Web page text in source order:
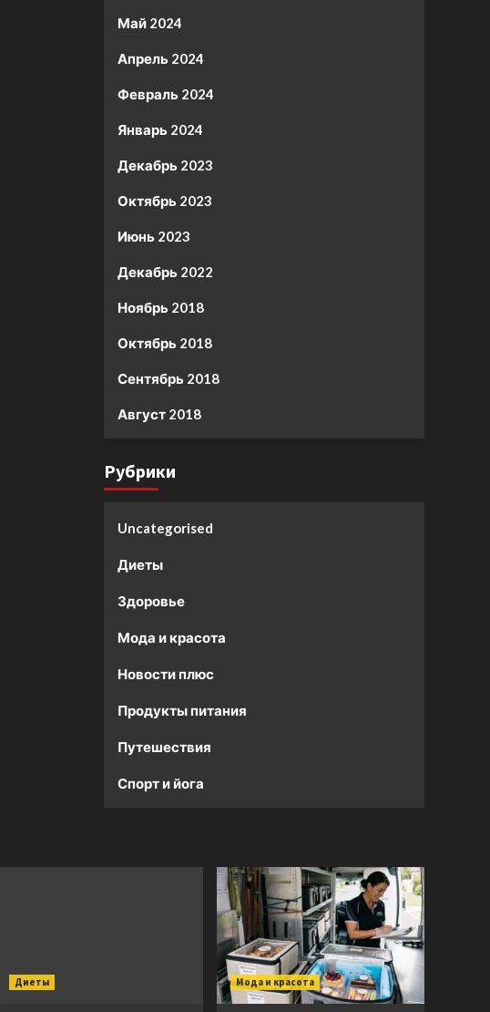
Май 2024
Апрель 2024
Февраль 2024
Январь 2024
Декабрь 2023
Октябрь 2023
Июнь 2023
Декабрь 2022
Ноябрь 2018
Октябрь 2018
Сентябрь 2018
Август 2018
Рубрики
Uncategorised
Диеты
Здоровье
Мода и красота
Новости плюс
Продукты питания
Путешествия
Спорт и йога
Диеты Мода и красота